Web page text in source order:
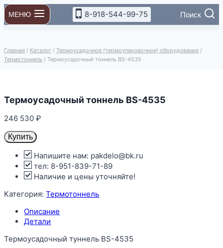
Перейти
к
содержимому
МЕНЮ 8-918-544-99-75 Поиск
Главная / Каталог / Термоусадочное (термоупаковочное) оборудование /
Термотоннель / Термоусадочный тоннель BS-4535
Термоусадочный тоннель BS-4535
246 530₽
Купить
Напишите нам: pakdelo@bk.ru
тел: 8-951-839-71-89
Наличие и цены уточняйте!
Категория:Термотоннель
Описание
Детали
Термоусадочный туннель BS-4535